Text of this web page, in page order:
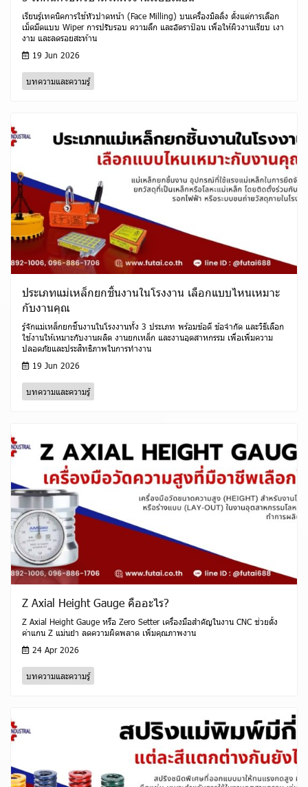
เรียนรู้เทคนิคการใช้หัวปาดหน้า (Face Milling) บนเครื่องมิลลิ่ง ตั้งแต่การเลือก
เม็ดมีดแบบ Wiper การปรับรอบ ความลึก และอัตราป้อน เพื่อให้ผิวงานเรียบ เงา
งาม และลดรอยสะท้าน
19 Jun 2026
บทความและความรู้
ประเภทแม่เหล็กยกชิ้นงานในโรงงาน เลือกแบบไหนเหมาะ
กับงานคุณ
รู้จักแม่เหล็กยกชิ้นงานในโรงงานทั้ง 3 ประเภท พร้อมข้อดี ข้อจำกัด และวิธีเลือก
ใช้งานให้เหมาะกับงานผลิต งานยกเหล็ก และงานอุตสาหกรรม เพื่อเพิ่มความ
ปลอดภัยและประสิทธิภาพในการทำงาน
19 Jun 2026
บทความและความรู้
Z Axial Height Gauge คืออะไร?
Z Axial Height Gauge หรือ Zero Setter เครื่องมือสำคัญในงาน CNC ช่วยตั้ง
ค่าแกน Z แม่นยำ ลดความผิดพลาด เพิ่มคุณภาพงาน
24 Apr 2026
บทความและความรู้